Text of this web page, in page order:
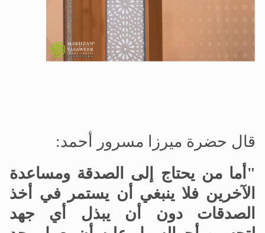
قال حضرة ميرزا مسرور أحمد:
"أما من يحتاج إلى الصدقة ومساعدة
الآخرين فلا ينبغي أن يستمر في أخذ
الصدقات دون أن يبذل أي جهد